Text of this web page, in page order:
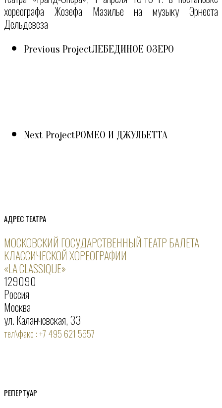
хореографа Жозефа Мазилье на музыку Эрнеста
Дельдевеза
Previous ProjectЛЕБЕДИНОЕ ОЗЕРО
Next ProjectРОМЕО И ДЖУЛЬЕТТА
АДРЕС ТЕАТРА
МОСКОВСКИЙ ГОСУДАРСТВЕННЫЙ ТЕАТР БАЛЕТА
КЛАССИЧЕСКОЙ ХОРЕОГРАФИИ
«LA CLASSIQUE»
129090
Россия
Москва
ул. Каланчевская, 33
тел\факс : +7 495 621 5557
РЕПЕРТУАР